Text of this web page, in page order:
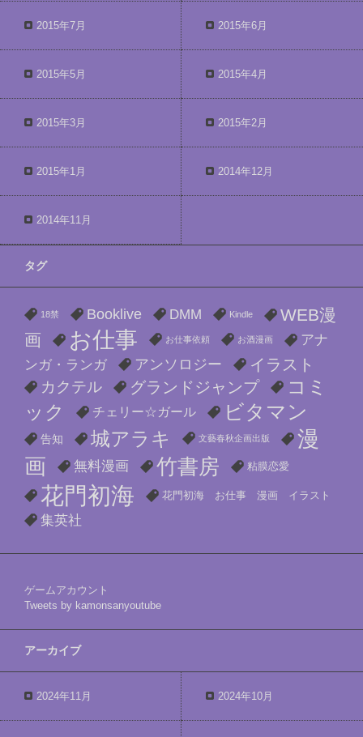
2015年7月 2015年6月
2015年5月 2015年4月
2015年3月 2015年2月
2015年1月 2014年12月
2014年11月
タグ
18禁 Booklive DMM Kindle
WEB漫
画
お仕事 お仕事依頼 お酒漫画
アナ
ンガ・ランガ
アンソロジー イラスト
カクテル グランドジャンプ
コミ
ック
チェリー☆ガール ビタマン
告知 城アラキ 文藝春秋企画出版
漫
画
無料漫画 竹書房 粘膜恋愛
花門初海 花門初海 お仕事 漫画 イラスト
集英社
ゲームアカウント
Tweets by kamonsanyoutube
アーカイブ
2024年11月 2024年10月